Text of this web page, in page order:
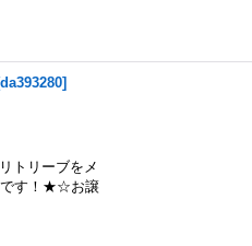
da393280]
トリーブをメ
です！★☆お譲